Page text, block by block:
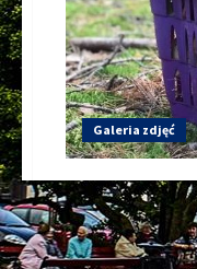
Galeria zdjęć